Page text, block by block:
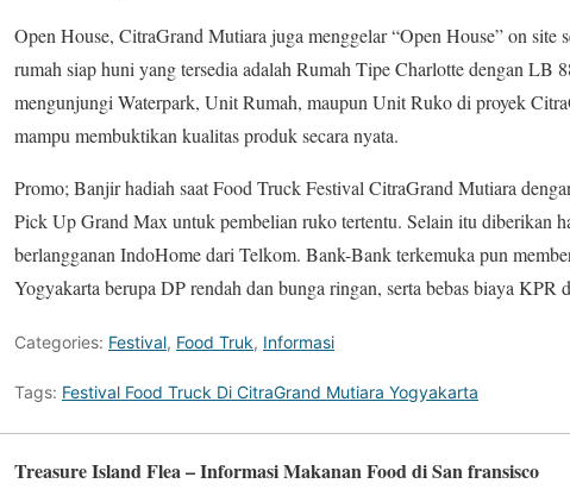
Open House, CitraGrand Mutiara juga menggelar “Open House” on
rumah siap huni yang tersedia adalah Rumah Tipe Charlotte dengan LB
mengunjungi Waterpark, Unit Rumah, maupun Unit Ruko di proyek
mampu membuktikan kualitas produk secara nyata.
Promo; Banjir hadiah saat Food Truck Festival CitraGrand Mutiara
Pick Up Grand Max untuk pembelian ruko tertentu. Selain itu diberikan
berlangganan IndoHome dari Telkom. Bank-Bank terkemuka pun
Yogyakarta berupa DP rendah dan bunga ringan, serta bebas biaya KPR
Categories: Festival, Food Truk, Informasi
Tags: Festival Food Truck Di CitraGrand Mutiara Yogyakarta
Treasure Island Flea – Informasi Makanan Food di San fransisco